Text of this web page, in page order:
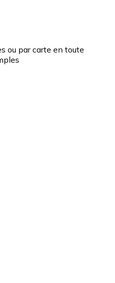
ou par carte en toute